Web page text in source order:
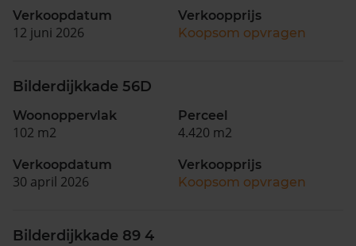
Verkoopdatum
12 juni 2026
Verkoopprijs
Koopsom opvragen
Bilderdijkkade 56D
Woonoppervlak
102 m2
Perceel
4.420 m2
Verkoopdatum
30 april 2026
Verkoopprijs
Koopsom opvragen
Bilderdijkkade 89 4